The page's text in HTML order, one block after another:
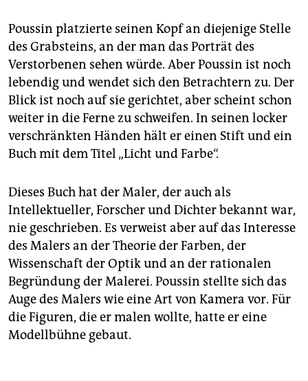
Poussin platzierte seinen Kopf an diejenige Stelle
des Grabsteins, an der man das Porträt des
Verstorbenen sehen würde. Aber Poussin ist noch
lebendig und wendet sich den Betrachtern zu. Der
Blick ist noch auf sie gerichtet, aber scheint schon
weiter in die Ferne zu schweifen. In seinen locker
verschränkten Händen hält er einen Stift und ein
Buch mit dem Titel „Licht und Farbe“.
Dieses Buch hat der Maler, der auch als
Intellektueller, Forscher und Dichter bekannt war,
nie geschrieben. Es verweist aber auf das Interesse
des Malers an der Theorie der Farben, der
Wissenschaft der Optik und an der rationalen
Begründung der Malerei. Poussin stellte sich das
Auge des Malers wie eine Art von Kamera vor. Für
die Figuren, die er malen wollte, hatte er eine
Modellbühne gebaut.